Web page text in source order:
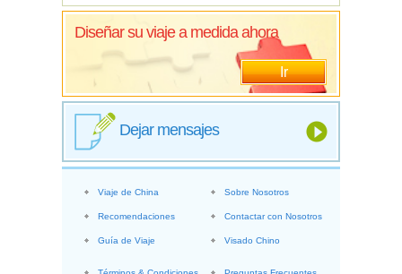
Diseñar su viaje a medida ahora
Ir
Dejar mensajes
Viaje de China
Recomendaciones
Guía de Viaje
Sobre Nosotros
Contactar con Nosotros
Visado Chino